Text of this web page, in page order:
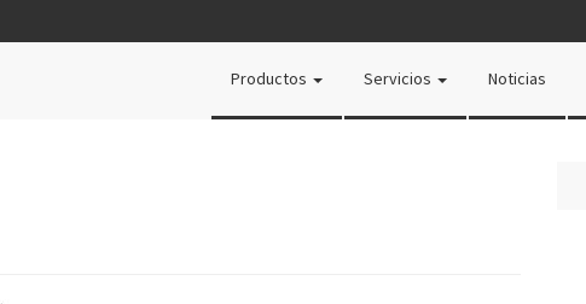
Productos Servicios Noticias